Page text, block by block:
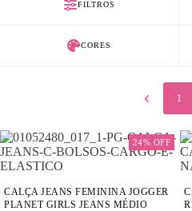
FILTROS
CORES
1
24% OFF
CALÇA JEANS FEMININA JOGGER
PLANET GIRLS JEANS MÉDIO